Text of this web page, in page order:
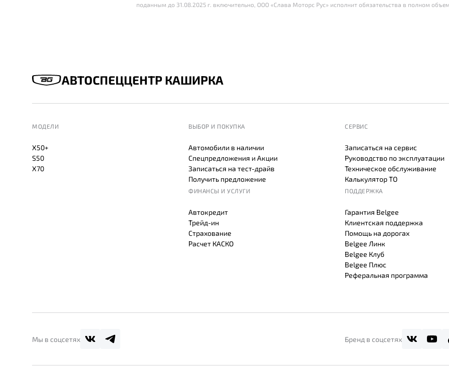
поданным до 31.08.2025 г. включительно, ООО «Слава Моторс Рус» исполнит обязательства в полном
АВТОСПЕЦЦЕНТР КАШИРКА
МОДЕЛИ
X50+
S50
X70
ВЫБОР И ПОКУПКА
Автомобили в наличии
Спецпредложения и Акции
Записаться на тест-драйв
Получить предложение
ФИНАНСЫ И УСЛУГИ
Автокредит
Трейд-ин
Страхование
Расчет КАСКО
СЕРВИС
Записаться на сервис
Руководство по эксплуатации
Техническое обслуживание
Калькулятор ТО
ПОДДЕРЖКА
Гарантия Belgee
Клиентская поддержка
Помощь на дорогах
Belgee Линк
Belgee Клуб
Belgee Плюс
Реферальная программа
Мы в соцсетях Бренд в соцсетях